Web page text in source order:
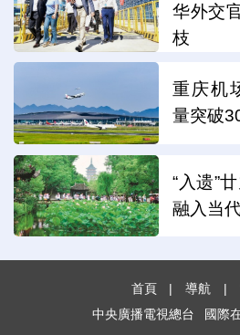
华外交
枝
重庆机
量突破
“入遗”
融入当
首頁 | 導航 |
中央廣播電視總台
國際